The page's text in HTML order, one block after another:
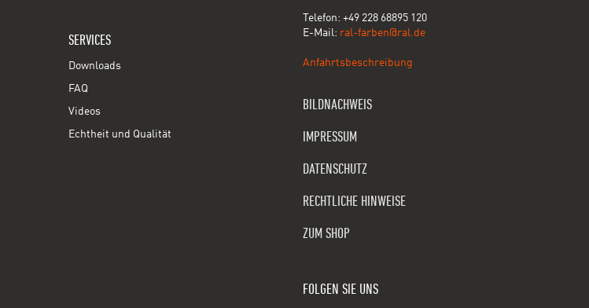
SERVICES
Downloads
FAQ
Videos
Echtheit und Qualität
Telefon: +49 228 68895 120
E-Mail: ral-farben@ral.de
Anfahrtsbeschreibung
BILDNACHWEIS
IMPRESSUM
DATENSCHUTZ
RECHTLICHE HINWEISE
ZUM SHOP
FOLGEN SIE UNS